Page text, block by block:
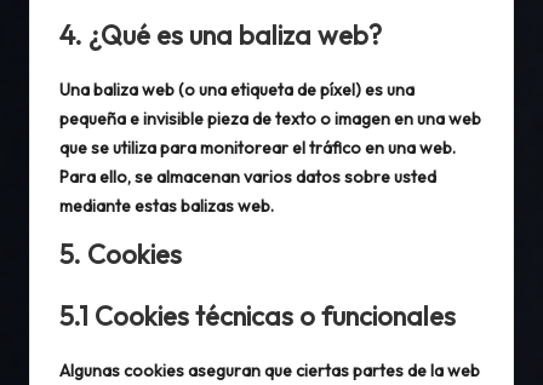
4. ¿Qué es una baliza web?
Una baliza web (o una etiqueta de píxel) es una
pequeña e invisible pieza de texto o imagen en una web
que se utiliza para monitorear el tráfico en una web.
Para ello, se almacenan varios datos sobre usted
mediante estas balizas web.
5. Cookies
5.1 Cookies técnicas o funcionales
Algunas cookies aseguran que ciertas partes de la web